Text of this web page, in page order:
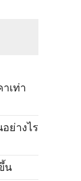
เท่า
ย่างไร
น